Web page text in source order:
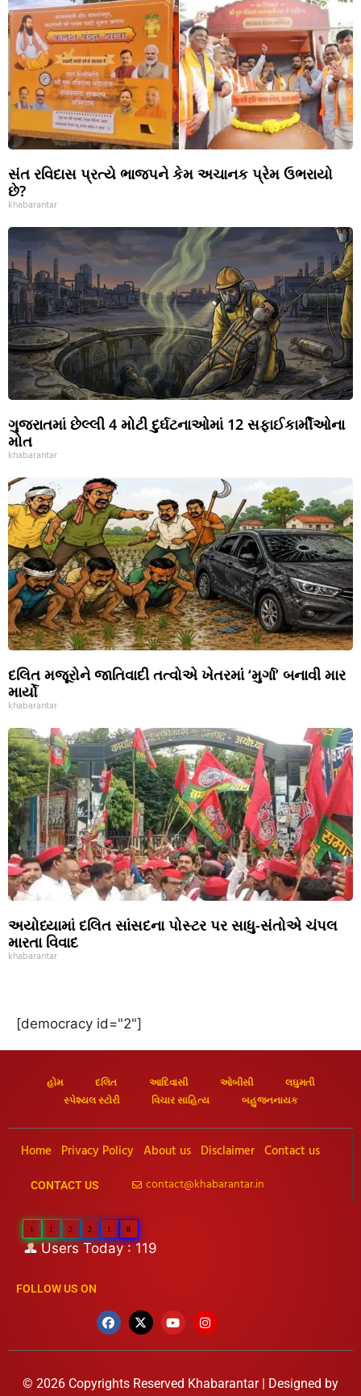
સંત રવિદાસ પ્રત્યે ભાજપને કેમ અચાનક પ્રેમ ઉભરાયો
છે?
khabarantar
ગુજરાતમાં છેલ્લી 4 મોટી દુર્ઘટનાઓમાં 12 સફાઈકાર્મીઓના
મોત
khabarantar
દલિત મજૂરોને જાતિવાદી તત્વોએ ખેતરમાં ‘મુર્ગા’ બનાવી માર
માર્યો
khabarantar
અયોધ્યામાં દલિત સાંસદના પોસ્ટર પર સાધુ-સંતોએ ચંપલ
મારતા વિવાદ
khabarantar
[democracy id="2"]
હોમ દલિત આદિવાસી ઓબીસી
લઘુમતી
સ્પેશ્યલ સ્ટોરી
વિચાર સાહિત્ય બહુજનનાયક
Home Privacy Policy About us Disclaimer Contact us
CONTACT US contact@khabarantar.in
1 1 2 2 1 8
Users Today : 119
FOLLOW US ON
© 2026 Copyrights Reserved Khabarantar | Designed by